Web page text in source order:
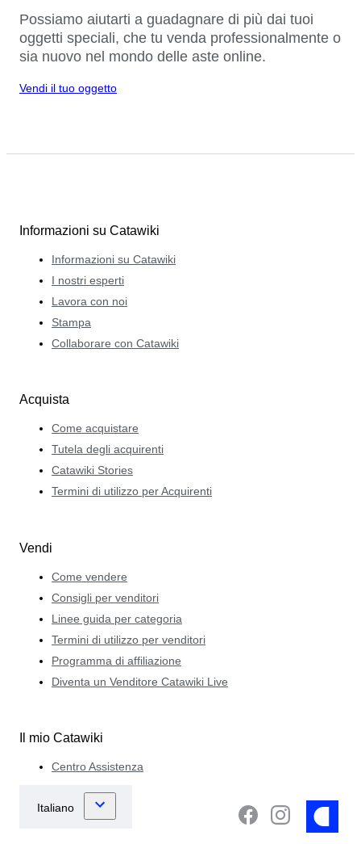
Possiamo aiutarti a guadagnare di più dai tuoi
oggetti speciali, che tu venda professionalmente o
sia nuovo nel mondo delle aste online.
Vendi il tuo oggetto
Informazioni su Catawiki
Informazioni su Catawiki
I nostri esperti
Lavora con noi
Stampa
Collaborare con Catawiki
Acquista
Come acquistare
Tutela degli acquirenti
Catawiki Stories
Termini di utilizzo per Acquirenti
Vendi
Come vendere
Consigli per venditori
Linee guida per categoria
Termini di utilizzo per venditori
Programma di affiliazione
Diventa un Venditore Catawiki Live
Il mio Catawiki
Centro Assistenza